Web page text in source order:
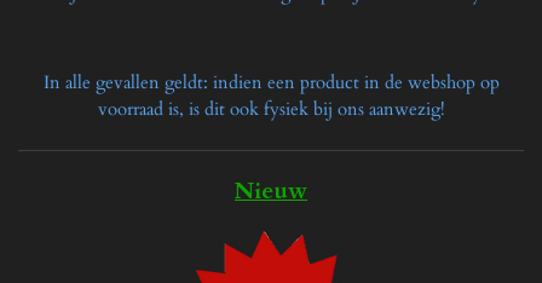
In alle gevallen geldt: indien een product in de webshop op
voorraad is, is dit ook fysiek bij ons aanwezig!
Nieuw